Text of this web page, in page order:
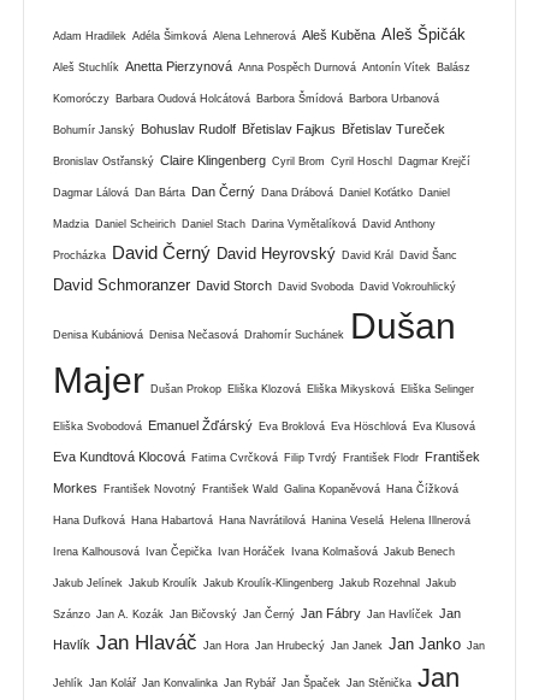
Adam Hradilek Adéla Šimková Alena Lehnerová Aleš Kuběna Aleš Špičák
Aleš Stuchlík Anetta Pierzynová Anna Pospěch Durnová Antonín Vítek Balász
Komoróczy Barbara Oudová Holcátová Barbora Šmídová Barbora Urbanová
Bohumír Janský Bohuslav Rudolf Břetislav Fajkus Břetislav Tureček
Bronislav Ostřanský Claire Klingenberg Cyril Brom Cyril Hoschl Dagmar Krejčí
Dagmar Lálová Dan Bárta Dan Černý Dana Drábová Daniel Koťátko Daniel
Madzia Daniel Scheirich Daniel Stach Darina Vymětalíková David Anthony
Procházka David Černý David Heyrovský David Král David Šanc
David Schmoranzer David Storch David Svoboda David Vokrouhlický
Denisa Kubániová Denisa Nečasová Drahomír Suchánek
Dušan
Majer Dušan Prokop Eliška Klozová Eliška Mikysková Eliška Selinger
Eliška Svobodová Emanuel Žďárský Eva Broklová Eva Höschlová Eva Klusová
Eva Kundtová Klocová Fatima Cvrčková Filip Tvrdý František Flodr František
Morkes František Novotný František Wald Galina Kopaněvová Hana Čížková
Hana Dufková Hana Habartová Hana Navrátilová Hanina Veselá Helena Illnerová
Irena Kalhousová Ivan Čepička Ivan Horáček Ivana Kolmašová Jakub Benech
Jakub Jelínek Jakub Kroulík Jakub Kroulík-Klingenberg Jakub Rozehnal Jakub
Szánzo Jan A. Kozák Jan Bičovský Jan Černý Jan Fábry Jan Havlíček Jan
Havlík Jan Hlaváč Jan Hora Jan Hrubecký Jan Janek Jan Janko Jan
Jehlík Jan Kolář Jan Konvalinka Jan Rybář Jan Špaček Jan Stěnička Jan